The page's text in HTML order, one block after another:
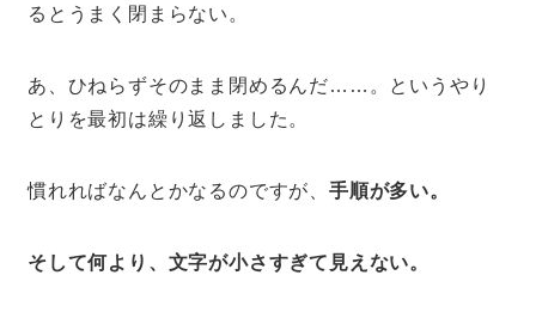
るとうまく閉まらない。
あ、ひねらずそのまま閉めるんだ……。というやり
とりを最初は繰り返しました。
慣れればなんとかなるのですが、 手順が多い。
そして何より、文字が小さすぎて見えない。